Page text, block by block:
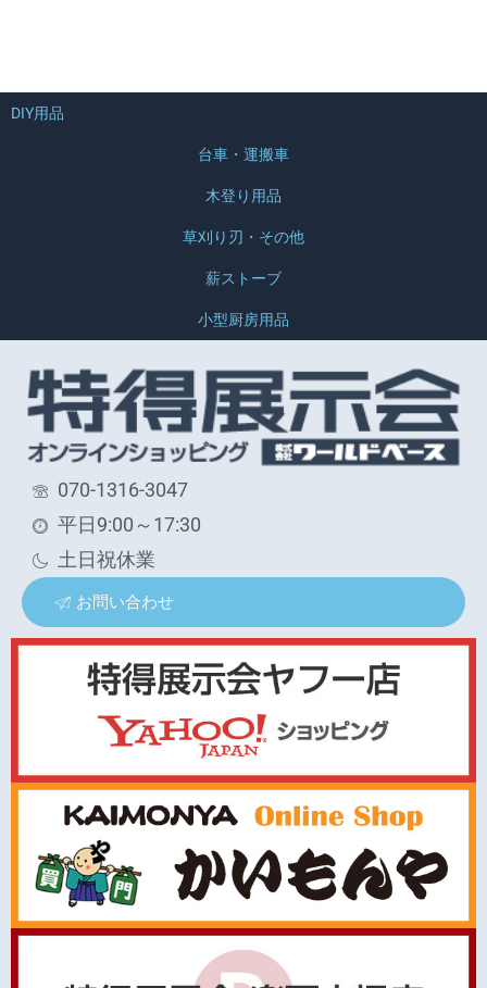
DIY用品
台車・運搬車
木登り用品
草刈り刃・その他
薪ストーブ
小型厨房用品
070-1316-3047
平日9:00～17:30
土日祝休業
お問い合わせ